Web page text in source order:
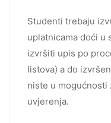
Studenti trebaju
uplatnicama doći
izvršiti upis po
listova) a do
niste u mogućnosti
uvjerenja.